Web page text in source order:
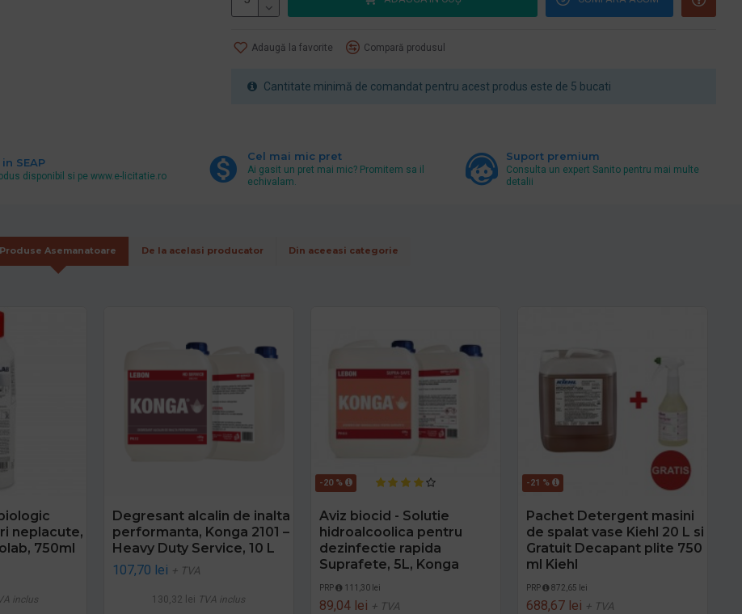
Adaugă la favorite Compară produsul
Cantitate minimă de comandat pentru acest produs este de 5 bucati
in SEAP
disponibil si pe www.e-licitatie.ro
Cel mai mic pret
Ai gasit un pret mai mic? Promitem sa il
echivalam.
Suport premium
Consulta un expert Sanito pentru mai multe
detalii
Produse Asemanatoare De la acelasi producator Din aceeasi categorie
neplacute,
750ml
inclus
Degresant alcalin de inalta
performanta, Konga 2101 –
Heavy Duty Service, 10 L
107,70 lei + TVA
130,32 lei TVA inclus
-20 %
Aviz biocid - Solutie
hidroalcoolica pentru
dezinfectie rapida
Suprafete, 5L, Konga
PRP 111,30 lei
89,04 lei + TVA
-21 %
Pachet Detergent masini
de spalat vase Kiehl 20 L si
Gratuit Decapant plite 750
ml Kiehl
PRP 872,65 lei
688,67 lei + TVA